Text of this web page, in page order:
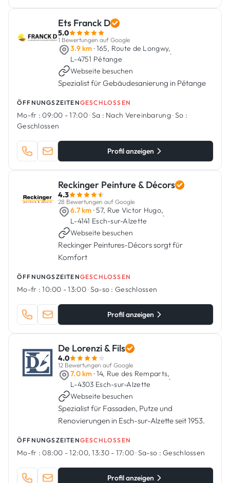
Ets Franck D
5.0
1 Bewertungen auf Google
3.9 km · 165, Route de Longwy,
L-4751 Pétange
·
Webseite besuchen
Spezialist für Gebäudesanierung in Pétange
ÖFFNUNGSZEITENGESCHLOSSEN
Mo-fr : 09:00 - 17:00·Sa : Nach Vereinbarung·So :
Geschlossen
Profil anzeigen
Reckinger Peinture & Décors
4.3
28 Bewertungen auf Google
6.7 km · 57, Rue Victor Hugo,
L-4141 Esch-sur-Alzette
·
Webseite besuchen
Reckinger Peintures-Décors sorgt für
Komfort
ÖFFNUNGSZEITENGESCHLOSSEN
Mo-fr : 10:00 - 13:00·Sa-so : Geschlossen
Profil anzeigen
De Lorenzi & Fils
4.0
12 Bewertungen auf Google
7.0 km · 14, Rue des Remparts,
L-4303 Esch-sur-Alzette
·
Webseite besuchen
Spezialist für Fassaden, Putze und
Renovierungen in Esch-sur-Alzette seit 1953.
ÖFFNUNGSZEITENGESCHLOSSEN
Mo-fr : 08:00 - 12:00, 13:30 - 17:00·Sa-so : Geschlossen
Profil anzeigen